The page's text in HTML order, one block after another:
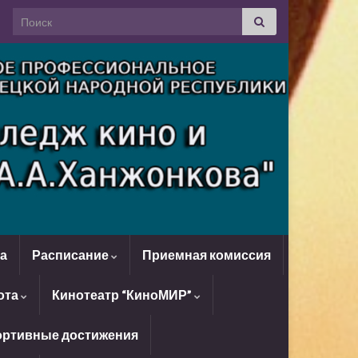
Search for:
Расписание Приемная комиссия
Кинотеатр “КиноМИР”
достижения